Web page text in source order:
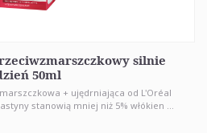
silnie
50ml
+ ujędrniająca od L'Oréal
stanowią mniej niż 5% włókien ...